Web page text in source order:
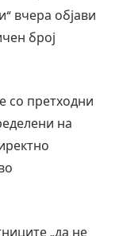
вчера објави
број
со претходни
на
„да не